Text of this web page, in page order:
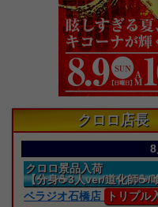
クロロ店長
クロロ景品入荷
【分身☕3人ver/道化師☕/
ベラジオ石橋店
トリプル